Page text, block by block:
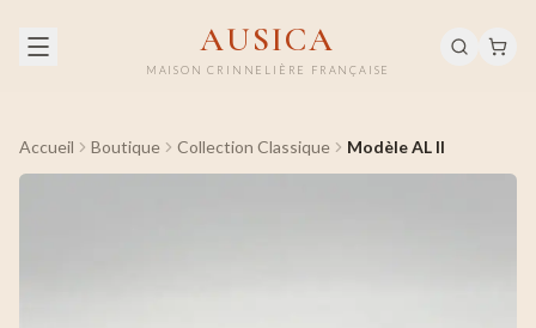
AUSICA
MAISON CRINNELIÈRE FRANÇAISE
Accueil Boutique Collection Classique Modèle AL II